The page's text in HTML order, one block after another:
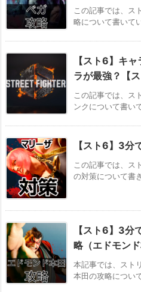
この記事では、ス
略について書いて
【スト6】キ
ラが最強？【
この記事では、ス
ンクについて書い
【スト6】3分
この記事では、ス
の対策について書
【スト6】3分
略（エドモン
本記事では、スト
本田の攻略につい